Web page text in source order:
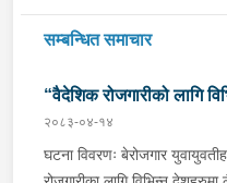
सम्बन्धित समाचार
“वैदेशिक रोजगारीको लागि
गर्ने व्यक्तिहरु पक्राउ"
२०८३-०४-१४
घटना विवरणः बेरोजगार